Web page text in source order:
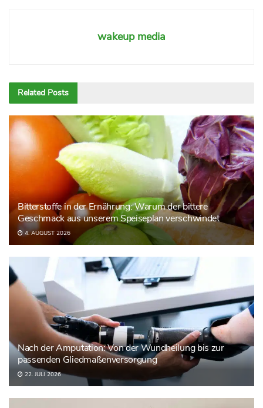
wakeup media
Related Posts
Bitterstoffe in der Ernährung: Warum der bittere
Geschmack aus unserem Speiseplan verschwindet
4. AUGUST 2026
Nach der Amputation: Von der Wundheilung bis zur
passenden Gliedmaßenversorgung
22. JULI 2026